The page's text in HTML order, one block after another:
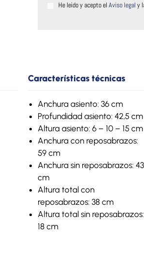
He leido y acepto el Aviso legal y
Características técnicas
Anchura asiento: 36 cm
Profundidad asiento: 42,5 cm
Altura asiento: 6 – 10 – 15 cm
Anchura con reposabrazos:
59 cm
Anchura sin reposabrazos: 43
cm
Altura total con
reposabrazos: 38 cm
Altura total sin reposabrazos:
18 cm